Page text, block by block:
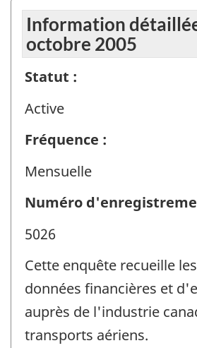
Information
octobre 2005
Statut :
Active
Fréquence :
Mensuelle
Numéro
5026
Cette enquête recueille
données financières et
auprès de l'industrie
transports aériens.